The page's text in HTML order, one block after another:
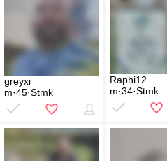
greyxi
m·45·Stmk
Raphi12
m·34·Stmk